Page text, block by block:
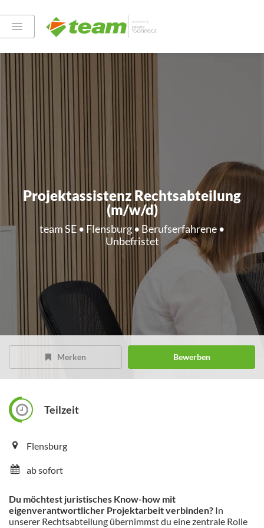
Projektassistenz Rechtsabteilung
(m/w/d)
team SE • Flensburg • Berufserfahrene •
Unbefristet
Merken Bewerben
Teilzeit
Flensburg
ab sofort
Du möchtest juristisches Know-how mit
eigenverantwortlicher Projektarbeit verbinden? In
unserer Rechtsabteilung übernimmst du eine zentrale Rolle